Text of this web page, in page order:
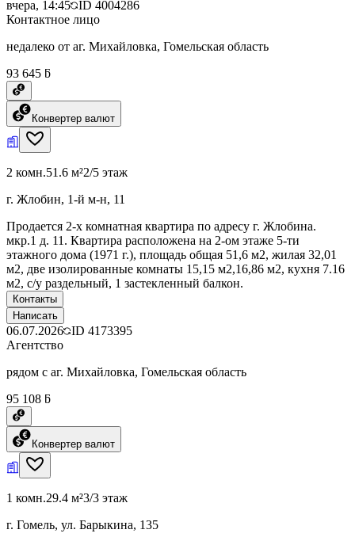
вчера, 14:45 ID 4004286
Контактное лицо
недалеко от аг. Михайловка, Гомельская область
93 645 ƃ
Конвертер валют
2 комн.51.6 м²2/5 этаж
г. Жлобин, 1-й м-н, 11
Продается 2-х комнатная квартира по адресу г. Жлобина.
мкр.1 д. 11. Квартира расположена на 2-ом этаже 5-ти
этажного дома (1971 г.), площадь общая 51,6 м2, жилая 32,01
м2, две изолированные комнаты 15,15 м2,16,86 м2, кухня 7.16
м2, с/у раздельный, 1 застекленный балкон.
Контакты
Написать
06.07.2026 ID 4173395
Агентство
рядом с аг. Михайловка, Гомельская область
95 108 ƃ
Конвертер валют
1 комн.29.4 м²3/3 этаж
г. Гомель, ул. Барыкина, 135